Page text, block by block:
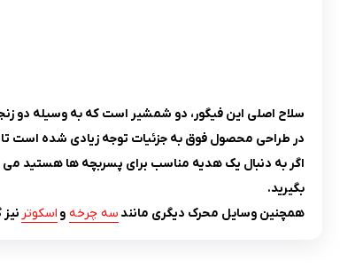
سلاح اصلی این فیگور، دو شمشیر است که به وسیله دو زنجیر
در طراحی محصول فوق به جزئیات توجه زیادی شده است
اگر به دنبال یک هدیه مناسب برای پسربچه ها هستید می
بگیرید.
همچنین وسایل محرک دیگری مانند سه چرخه و اسکوتر